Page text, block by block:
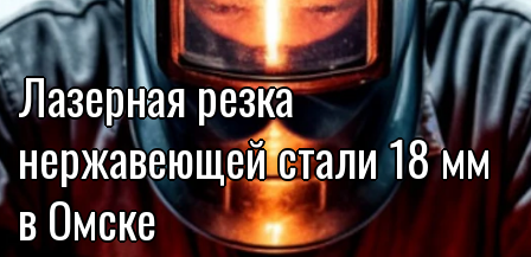
Лазерная резка
нержавеющей стали 18 мм
в Омске